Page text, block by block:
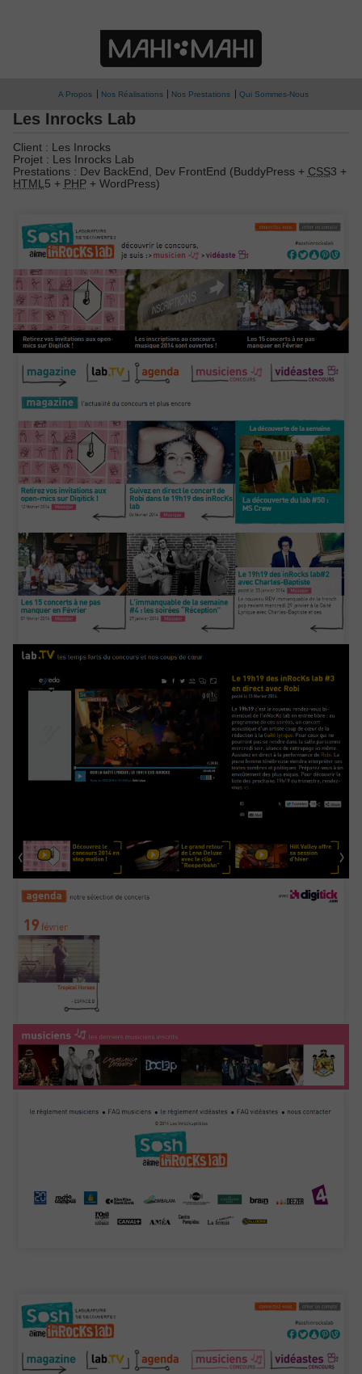
A Propos Nos Réalisations Nos Prestations Qui Sommes-Nous
Les Inrocks Lab
Client : Les Inrocks
Projet : Les Inrocks Lab
Prestations : Dev BackEnd, Dev FrontEnd (BuddyPress + CSS3 +
HTML5 + PHP+ WordPress)